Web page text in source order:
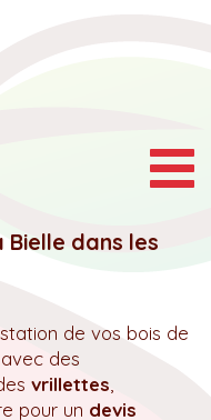
dans les
de vos bois de
des
vrillettes
pour un devis